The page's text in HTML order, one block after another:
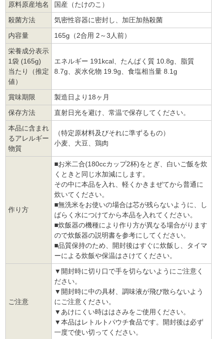
原料原産地名
国産（たけのこ）
殺菌方法
気密性容器に密封し、加圧加熱殺菌
内容量
165g（2合用 2～3人前）
栄養成分表示
1袋 (165g)
当たり（推定
値）
エネルギー 191kcal、たんぱく質 10.8g、脂質
8.7g、炭水化物 19.9g、食塩相当量 8.1g
賞味期限
製造日より18ヶ月
保存方法
直射日光を避け、常温で保存してください。
本品に含まれ
るアレルギー
物質
（特定原材料及びそれに準ずるもの）
小麦、大豆、鶏肉
作り方
■お米二合(180ccカップ2杯)をとぎ、白いご飯を炊
くときと同じ水加減にします。
その中に本品を入れ、軽くかきまぜてから普通に
炊いてください。
■無洗米をお使いの場合は芯が残らないように、し
ばらく水につけてから本品を入れてください。
■炊飯器の機種により作り方が異なる場合がります
ので炊飯器の説明書を参考にしてください。
■品質保持のため、開封後はすぐに炊飯し、タイマ
ーによる炊飯や保温はさけてください。
ご注意
▼開封時に切り口で手を切らないようにご注意く
ださい。
▼開封時に中の具材、調味液が飛び散らないよう
にご注意ください。
▼あけにくい時ははさみをご使用ください。
▼本品はレトルトパウチ食品です。開封後は必ず
一度で使い切ってください。